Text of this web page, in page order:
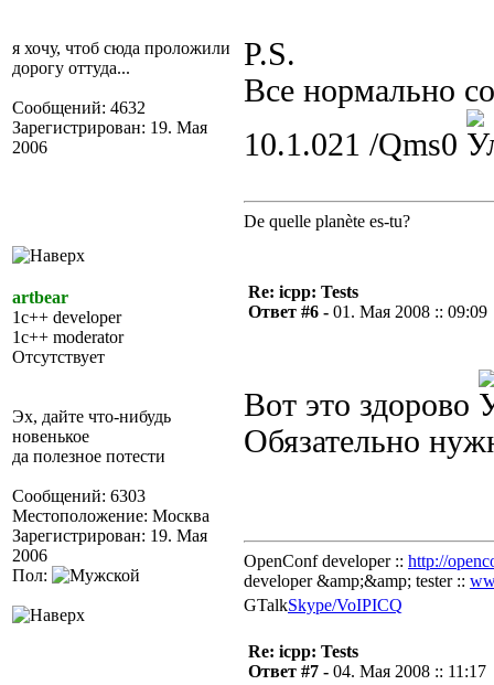
я хочу, чтоб сюда проложили
дорогу оттуда...
Сообщений: 4632
Зарегистрирован: 19. Мая
2006
P.S.
Все нормально
10.1.021 /Qms0
De quelle planète es-tu?
artbear
1c++ developer
1c++ moderator
Отсутствует
Эх, дайте что-нибудь
новенькое
да полезное потести
Сообщений: 6303
Местоположение: Москва
Зарегистрирован: 19. Мая
2006
Пол:
Re: icpp: Tests
Ответ #6 - 01. Мая 2008 :: 09:09
Вот это здорово
Обязательно
OpenConf developer :: http://
developer &amp;&amp; tester ::
GTalkSkype/VoIPICQ
Re: icpp: Tests
Ответ #7 - 04. Мая 2008 :: 11:17